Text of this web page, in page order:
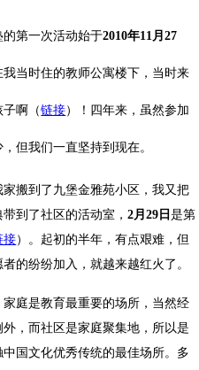
的第一次活动始于2010年11月27
我当时住的教师公寓楼下，当时来
子啊（链接）！四年来，虽然参加
但我们一直坚持到现在。
家搬到了九堡金雅苑小区，我又把
带到了社区的活动室，2月29 日是第
接）。起初的半年，有点艰难，但
的纷纷加入，就越来越红火了。
家庭是教育最重要的场所，当然经
，而社区是家庭聚集地，所以是
中国文化优秀传统的最佳场所。多